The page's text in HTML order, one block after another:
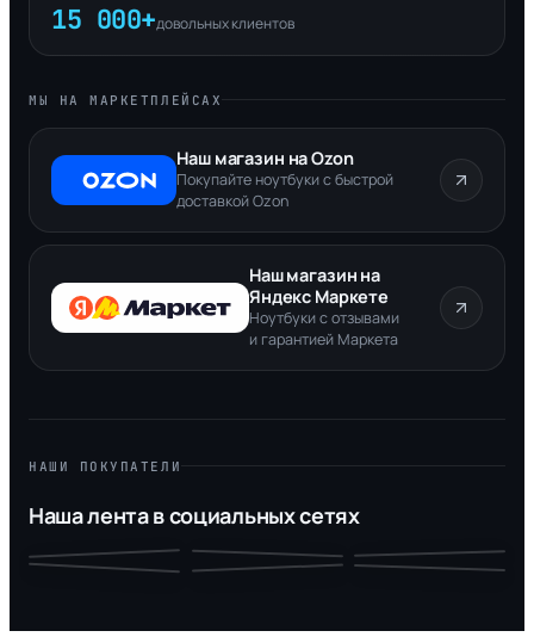
15 000+довольных клиентов
МЫ НА МАРКЕТПЛЕЙСАХ
Наш магазин на Ozon
Покупайте ноутбуки с быстрой
доставкой Ozon
Наш магазин на
Яндекс Маркете
Ноутбуки с отзывами
и гарантией Маркета
НАШИ ПОКУПАТЕЛИ
Наша лента в социальных сетях